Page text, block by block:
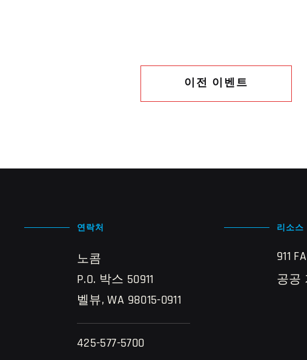
이전 이벤트
연락처
노콤
P.O. 박스 50911
벨뷰, WA 98015-0911
425-577-5700
리소스
911
공공